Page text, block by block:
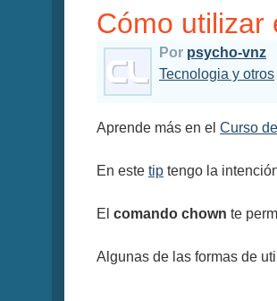
Cómo utilizar
Por psycho-vnz
Tecnologia y otros
Aprende más en el Curso
En este tip tengo la
El comando chown te
Algunas de las formas de